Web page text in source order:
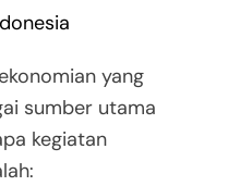
yang
sumber utama
kegiatan